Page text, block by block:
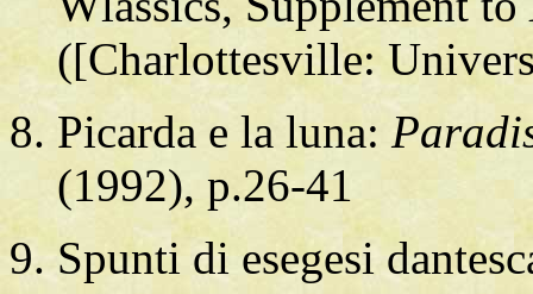
([Charlottesville:
Picarda e la luna:
(1992), p.26-41
Spunti di esegesi